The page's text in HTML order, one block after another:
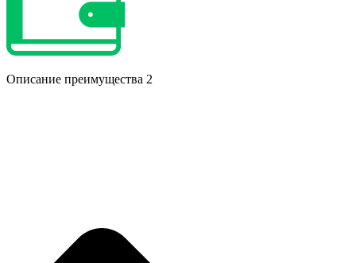
Описание преимущества 2